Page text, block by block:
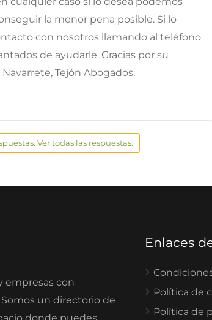
la menor pena posible. Si lo
con nosotros llamando al teléfono
de ayudarle. Gracias por su
Tejón Abogados.
Ver todas las respuestas.
empresas con
un directorio de
Enlaces
Política de
Política de